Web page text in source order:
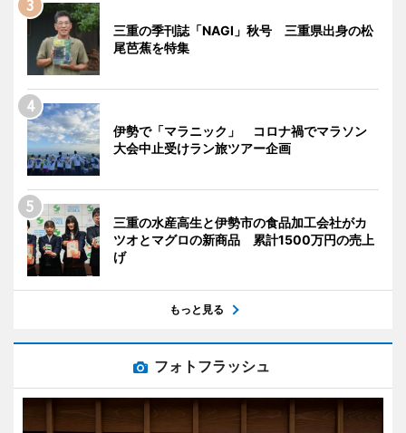
三重の季刊誌「NAGI」秋号 三重県出身の松
尾芭蕉を特集
伊勢で「マラニック」 コロナ禍でマラソン
大会中止受けラン旅ツアー企画
三重の水産高生と伊勢市の食品加工会社がカ
ツオとマグロの新商品 累計1500万円の売上
げ
もっと見る
フォトフラッシュ